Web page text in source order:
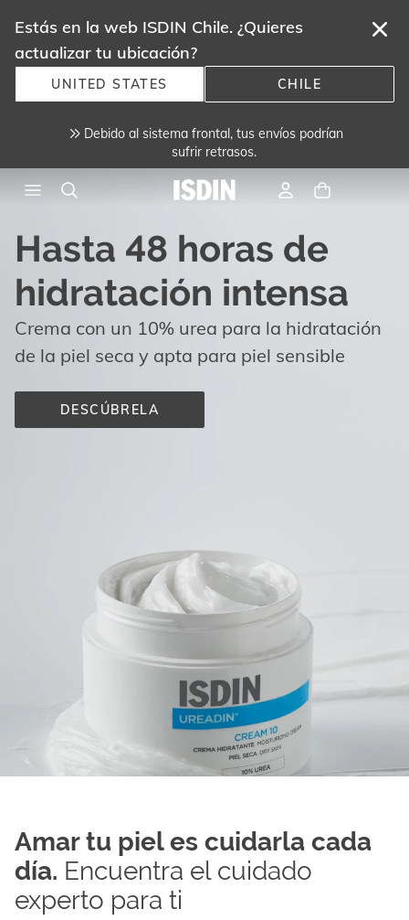
Estás en la web ISDIN Chile. ¿Quieres
actualizar tu ubicación?
UNITED STATES CHILE
Debido al sistema frontal, tus envíos podrían
sufrir retrasos.
Hasta 48 horas de
hidratación intensa
Crema con un 10% urea para la hidratación
de la piel seca y apta para piel sensible
DESCÚBRELA
Amar tu piel es cuidarla cada
día. Encuentra el cuidado
experto para ti